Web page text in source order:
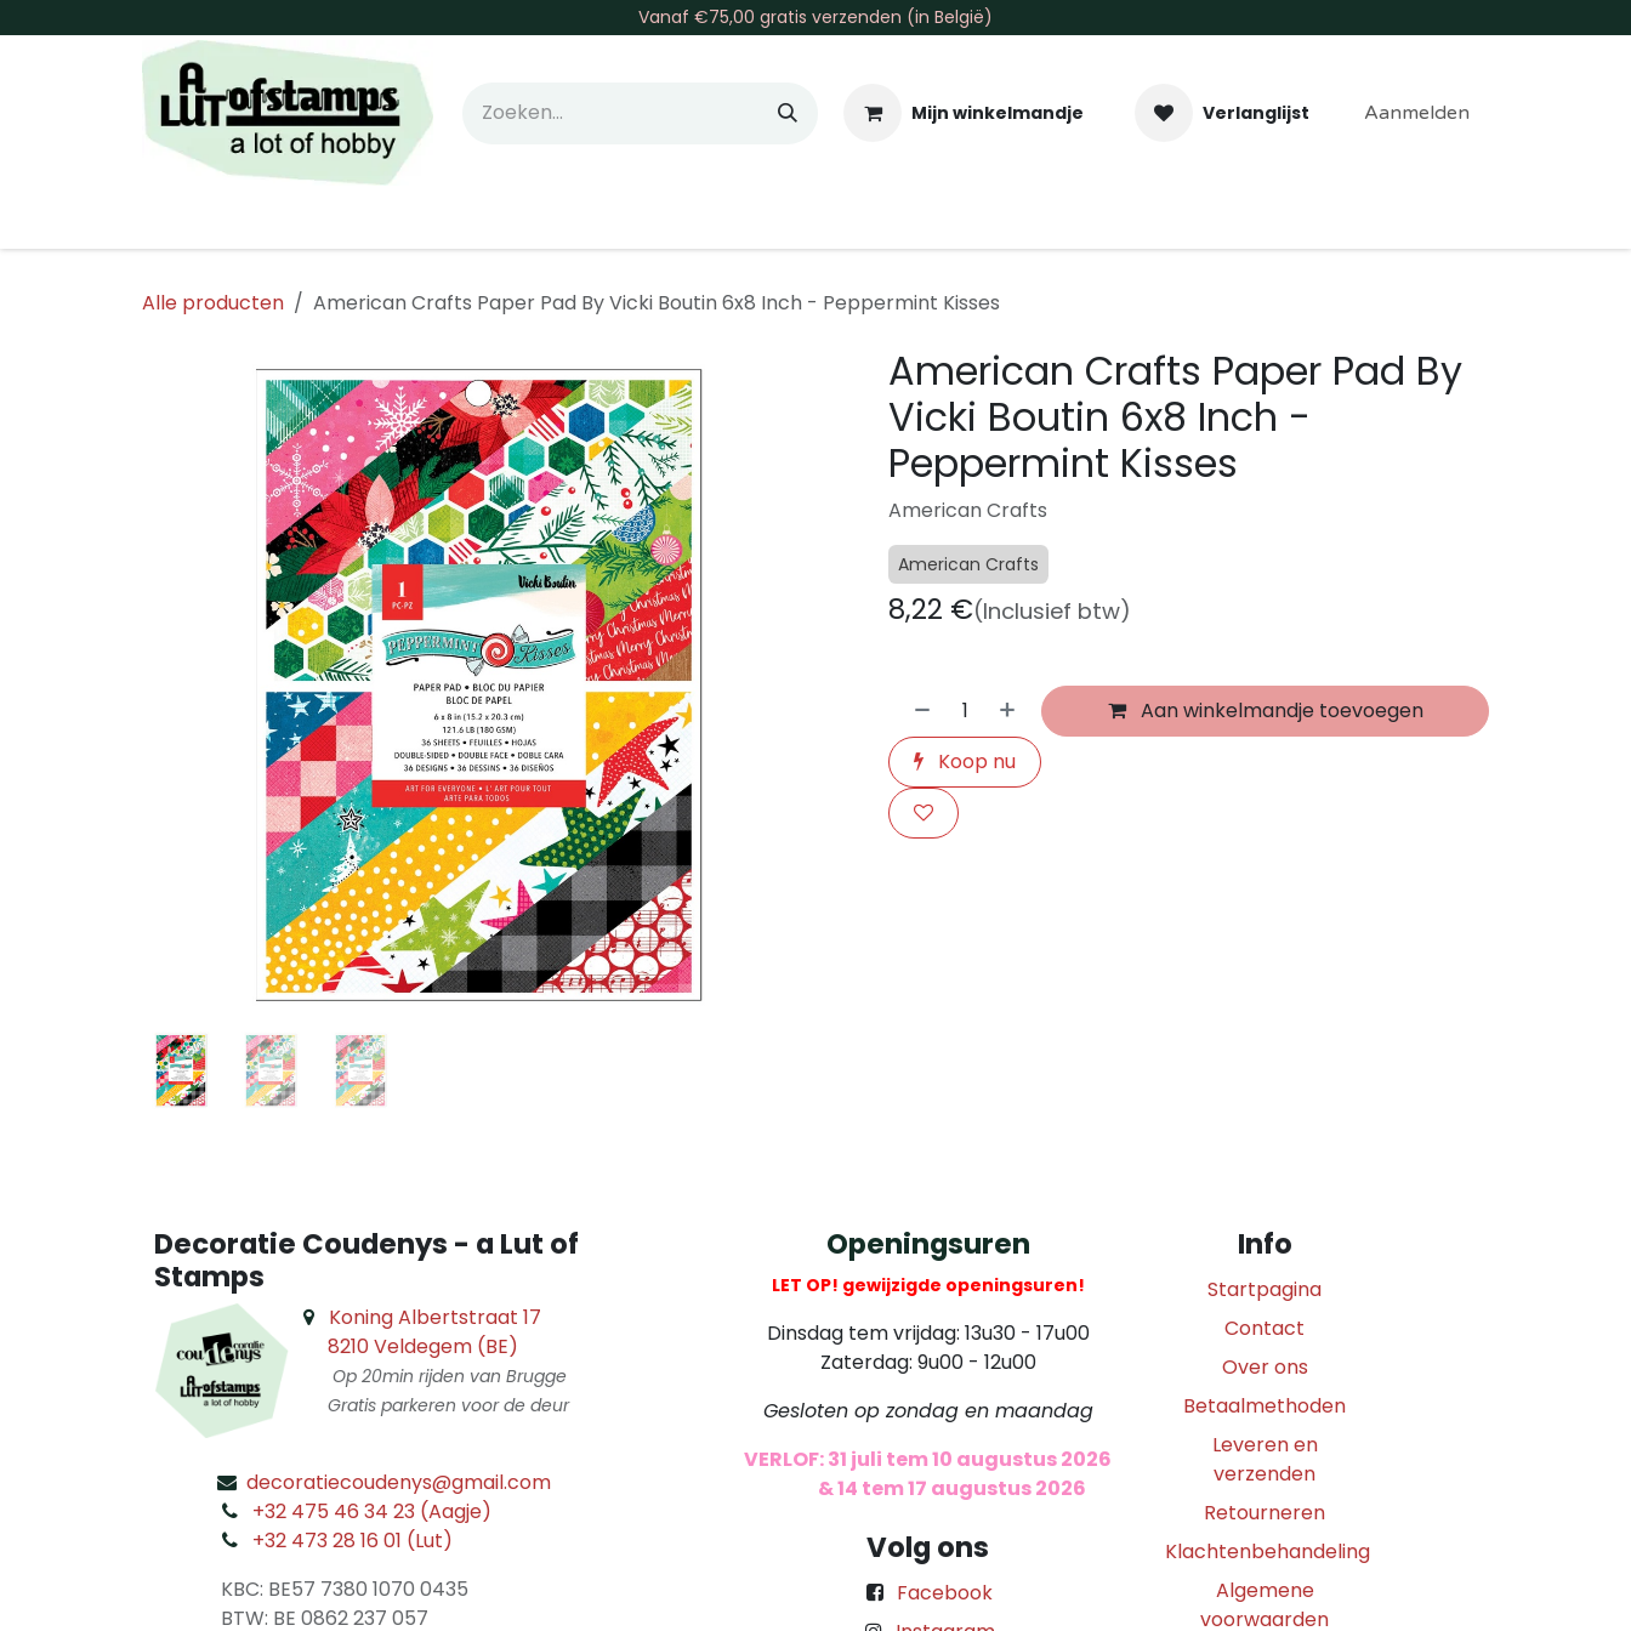
Vanaf €75,00 gratis verzenden (in België)
Mijn winkelmandje Verlanglijst Aanmelden
Alle producten American Crafts Paper Pad By Vicki Boutin 6x8 Inch - Peppermint Kisses
American Crafts Paper Pad By
Vicki Boutin 6x8 Inch -
Peppermint Kisses
American Crafts
American Crafts
8,22 €(Inclusief btw)
Aan winkelmandje toevoegen
Koop nu
Decoratie Coudenys - a Lut of
Stamps
Koning Albertstraat 17
8210 Veldegem (BE)
Op 20min rijden van Brugge
Gratis parkeren voor de deur
decoratiecoudenys@gmail.com
+32 475 46 34 23 (Aagje)
+32 473 28 16 01 (Lut)
KBC: BE57 7380 1070 0435
​ BTW: BE 0862 237 057
Openingsuren
LET OP! gewijzigde openingsuren!
Dinsdag tem vrijdag: 13u30 - 17u00
Zaterdag: 9u00 - 12u00
Gesloten op zondag en maandag
VERLOF: 31 juli tem 10 augustus 2026
& 14 tem 17 augustus 2026
Info
Startpagina
Contact
Over ons
Betaalmethoden
Leveren en
verzenden
Retourneren
Klachtenbehandeling
Algemene
voorwaarden
Volg ons
Facebook